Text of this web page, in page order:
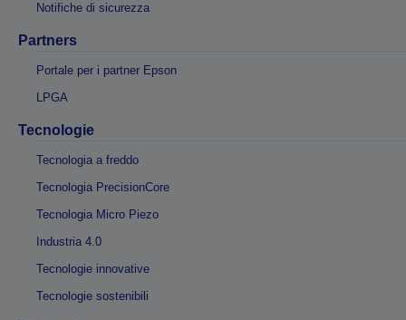
Notifiche di sicurezza
Partners
Portale per i partner Epson
LPGA
Tecnologie
Tecnologia a freddo
Tecnologia PrecisionCore
Tecnologia Micro Piezo
Industria 4.0
Tecnologie innovative
Tecnologie sostenibili